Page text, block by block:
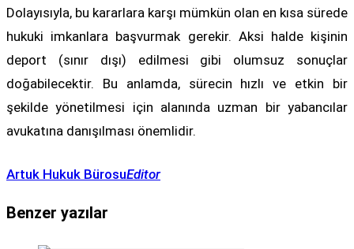
Dolayısıyla, bu kararlara karşı mümkün olan en kısa sürede
hukuki imkanlara başvurmak gerekir. Aksi halde kişinin
deport (sınır dışı) edilmesi gibi olumsuz sonuçlar
doğabilecektir. Bu anlamda, sürecin hızlı ve etkin bir
şekilde yönetilmesi için alanında uzman bir yabancılar
avukatına danışılması önemlidir.
Artuk Hukuk BürosuEditor
Benzer yazılar